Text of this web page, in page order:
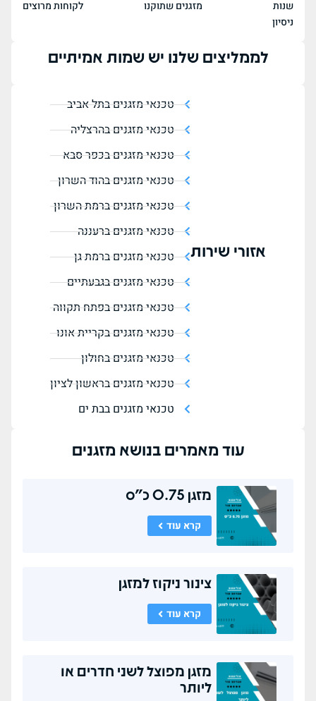
שנות
ניסיון
מזגנים שתוקנו לקוחות מרוצים
לממליצים שלנו יש שמות אמיתיים
אזורי שירות
טכנאי מזגנים בתל אביב
טכנאי מזגנים בהרצליה
טכנאי מזגנים בכפר סבא
טכנאי מזגנים בהוד השרון
טכנאי מזגנים ברמת השרון
טכנאי מזגנים ברעננה
טכנאי מזגנים ברמת גן
טכנאי מזגנים בגבעתיים
טכנאי מזגנים בפתח תקווה
טכנאי מזגנים בקריית אונו
טכנאי מזגנים בחולון
טכנאי מזגנים בראשון לציון
טכנאי מזגנים בבת ים
עוד מאמרים בנושאמזגנים
מזגן 0.75 כ"ס
קרא עוד
צינור ניקוז למזגן
קרא עוד
מזגן מפוצל לשני חדרים או
ליותר